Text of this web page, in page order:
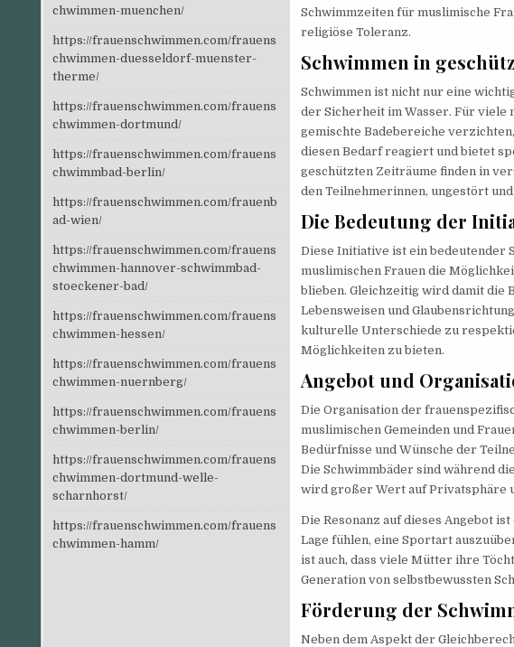
Schwimmzeiten für muslimische
religiöse Toleranz.
Schwimmen in
Schwimmen ist nicht nur eine
der Sicherheit im Wasser. Für viele
gemischte Badebereiche
diesen Bedarf reagiert und bietet
geschützten Zeiträume finden in
den Teilnehmerinnen, ungestört
Die Bedeutung der
Diese Initiative ist ein bedeutender
muslimischen Frauen die
blieben. Gleichzeitig wird damit die
Lebensweisen und
kulturelle Unterschiede zu
Möglichkeiten zu bieten.
Angebot und
Die Organisation der
muslimischen Gemeinden und
Bedürfnisse und Wünsche der
Die Schwimmbäder sind während
wird großer Wert auf Privatsphäre
Die Resonanz auf dieses Angebot
Lage fühlen, eine Sportart
ist auch, dass viele Mütter ihre
Generation von selbstbewussten
Förderung der
Neben dem Aspekt der
chwimmen-muenchen/
https://frauenschwimmen.com/frauens
chwimmen-duesseldorf-muenster-
therme/
https://frauenschwimmen.com/frauens
chwimmen-dortmund/
https://frauenschwimmen.com/frauens
chwimmbad-berlin/
https://frauenschwimmen.com/frauenb
ad-wien/
https://frauenschwimmen.com/frauens
chwimmen-hannover-schwimmbad-
stoeckener-bad/
https://frauenschwimmen.com/frauens
chwimmen-hessen/
https://frauenschwimmen.com/frauens
chwimmen-nuernberg/
https://frauenschwimmen.com/frauens
chwimmen-berlin/
https://frauenschwimmen.com/frauens
chwimmen-dortmund-welle-
scharnhorst/
https://frauenschwimmen.com/frauens
chwimmen-hamm/